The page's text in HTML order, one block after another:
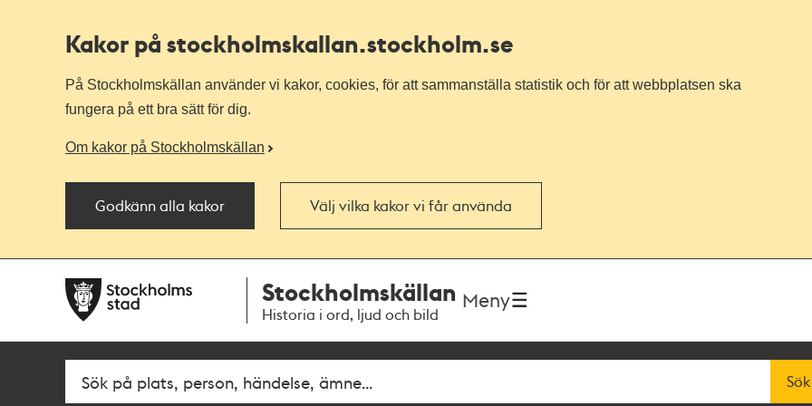
Kakor på stockholmskallan.stockholm.se
På Stockholmskällan använder vi kakor, cookies, för att sammanställa statistik och för att webbplatsen ska
fungera på ett bra sätt för dig.
Om kakor på Stockholmskällan
Godkänn alla kakor Välj vilka kakor vi får använda
navigationen
huvudinnehållet
Stockholmskällan
Historia i ord, ljud och bild
Meny
Fritextsök Sök